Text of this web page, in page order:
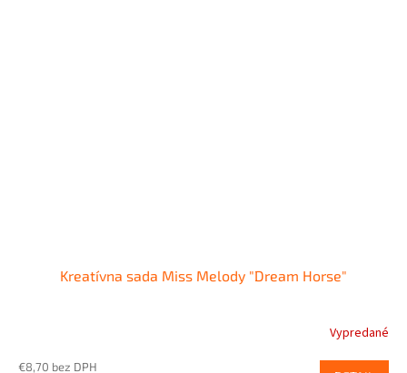
Kreatívna sada Miss Melody "Dream Horse"
Vypredané
€8,70 bez DPH